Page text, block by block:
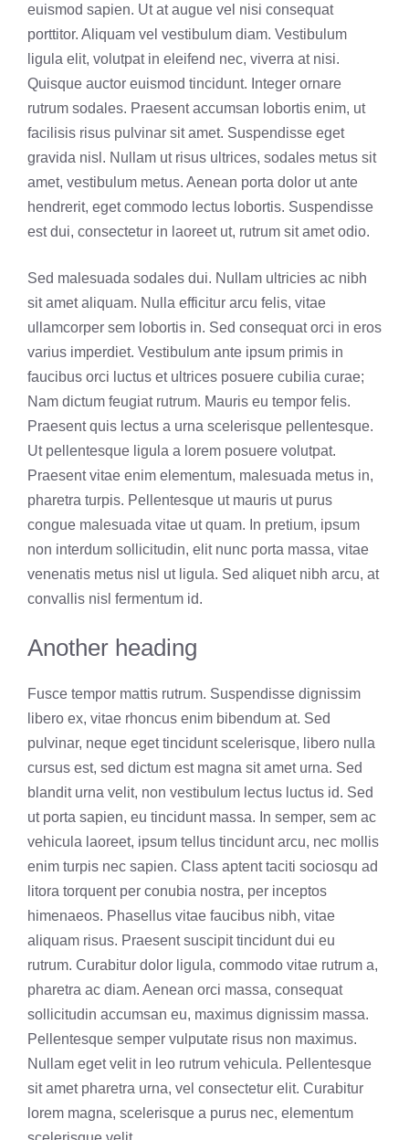
euismod sapien. Ut at augue vel nisi consequat
porttitor. Aliquam vel vestibulum diam. Vestibulum
ligula elit, volutpat in eleifend nec, viverra at nisi.
Quisque auctor euismod tincidunt. Integer ornare
rutrum sodales. Praesent accumsan lobortis enim, ut
facilisis risus pulvinar sit amet. Suspendisse eget
gravida nisl. Nullam ut risus ultrices, sodales metus sit
amet, vestibulum metus. Aenean porta dolor ut ante
hendrerit, eget commodo lectus lobortis. Suspendisse
est dui, consectetur in laoreet ut, rutrum sit amet odio.
Sed malesuada sodales dui. Nullam ultricies ac nibh
sit amet aliquam. Nulla efficitur arcu felis, vitae
ullamcorper sem lobortis in. Sed consequat orci in eros
varius imperdiet. Vestibulum ante ipsum primis in
faucibus orci luctus et ultrices posuere cubilia curae;
Nam dictum feugiat rutrum. Mauris eu tempor felis.
Praesent quis lectus a urna scelerisque pellentesque.
Ut pellentesque ligula a lorem posuere volutpat.
Praesent vitae enim elementum, malesuada metus in,
pharetra turpis. Pellentesque ut mauris ut purus
congue malesuada vitae ut quam. In pretium, ipsum
non interdum sollicitudin, elit nunc porta massa, vitae
venenatis metus nisl ut ligula. Sed aliquet nibh arcu, at
convallis nisl fermentum id.
Another heading
Fusce tempor mattis rutrum. Suspendisse dignissim
libero ex, vitae rhoncus enim bibendum at. Sed
pulvinar, neque eget tincidunt scelerisque, libero nulla
cursus est, sed dictum est magna sit amet urna. Sed
blandit urna velit, non vestibulum lectus luctus id. Sed
ut porta sapien, eu tincidunt massa. In semper, sem ac
vehicula laoreet, ipsum tellus tincidunt arcu, nec mollis
enim turpis nec sapien. Class aptent taciti sociosqu ad
litora torquent per conubia nostra, per inceptos
himenaeos. Phasellus vitae faucibus nibh, vitae
aliquam risus. Praesent suscipit tincidunt dui eu
rutrum. Curabitur dolor ligula, commodo vitae rutrum a,
pharetra ac diam. Aenean orci massa, consequat
sollicitudin accumsan eu, maximus dignissim massa.
Pellentesque semper vulputate risus non maximus.
Nullam eget velit in leo rutrum vehicula. Pellentesque
sit amet pharetra urna, vel consectetur elit. Curabitur
lorem magna, scelerisque a purus nec, elementum